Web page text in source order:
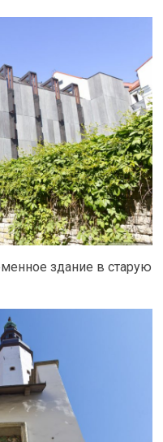
здание в старую